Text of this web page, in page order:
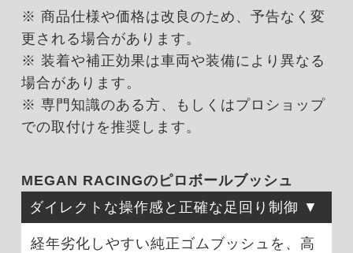
※ 商品仕様や価格は改良のため、予告なく変
更される場合があります。
※ 装着や補正効果は車両や装備により異なる
場合があります。
※ 専門知識のある方、もしくはプロショップ
での取付けを推奨します。
MEGAN RACINGのピロボールブッシュ
ダイレクトな操作感と正確な足回り制御
経年劣化しやすい純正ゴムブッシュを、高